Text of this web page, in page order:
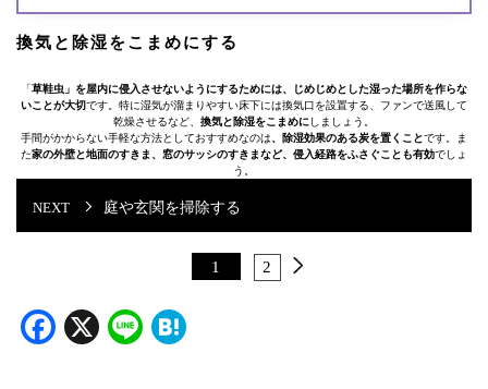
換気と除湿をこまめにする
「草鞋虫」を屋内に侵入させないようにするためには、じめじめとした湿った場所を作らな
いことが大切です。特に湿気が溜まりやすい床下には換気口を設置する、ファンで送風して
乾燥させるなど、 換気と除湿をこまめに しましょう。
手間がかからない手軽な方法としておすすめなのは、除湿効果のある炭を置くことです。ま
た家の外壁と地面のすきま、窓のサッシのすきまなど、侵入経路をふさぐことも有効でしょ
う。
庭や玄関を掃除する
1 2
Facebook
X Line